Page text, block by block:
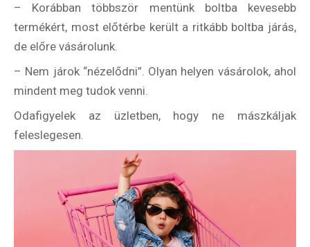
– Korábban többször mentünk boltba kevesebb
termékért, most előtérbe került a ritkább boltba járás,
de előre vásárolunk.
– Nem járok “nézelődni”. Olyan helyen vásárolok, ahol
mindent meg tudok venni.
Odafigyelek az üzletben, hogy ne mászkáljak
feleslegesen.